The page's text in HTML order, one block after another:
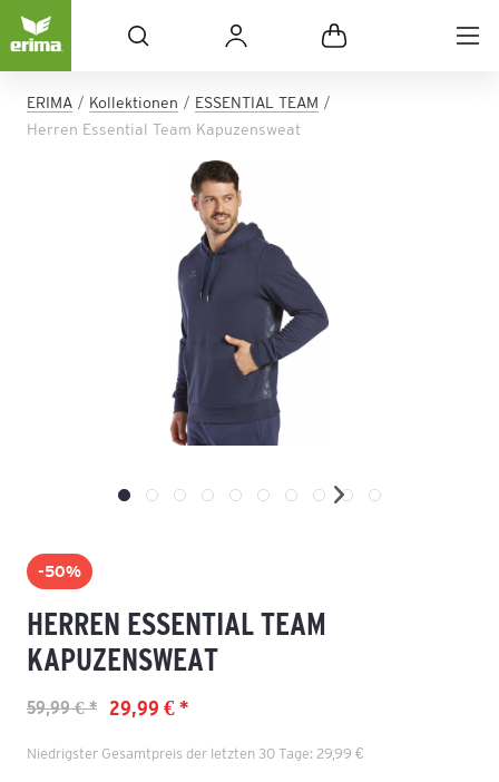
ERIMA Kollektionen
ESSENTIAL TEAM
Herren Essential Team Kapuzensweat
-50%
HERREN ESSENTIAL TEAM
KAPUZENSWEAT
29,99 € *
59,99 € *
Niedrigster Gesamtpreis der letzten 30 Tage: 29,99 €